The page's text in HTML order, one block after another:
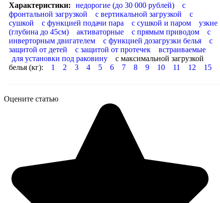
Характеристики:
недорогие (до 30 000 рублей)
с
фронтальной загрузкой
с вертикальной загрузкой
с
сушкой
с функцией подачи пара с сушкой и паром
узкие
(глубина до 45см)
активаторные с прямым приводом
с
инверторным двигателем
с функцией дозагрузки белья
с
защитой от детей
с защитой от протечек
встраиваемые
для установки под раковину
с максимальной загрузкой
белья (кг):
1 2 3 4 5 6 7 8 9 10 11 12 15
Оцените статью